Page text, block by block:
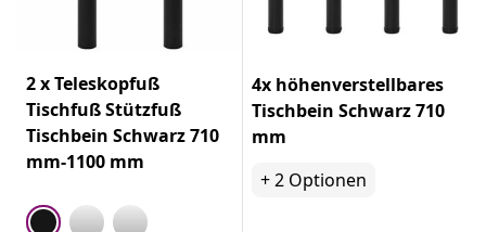
2 x Teleskopfuß
Tischfuß Stützfuß
Tischbein Schwarz 710
mm-1100 mm
4x höhenverstellbares
Tischbein Schwarz 710
mm
+2 Optionen